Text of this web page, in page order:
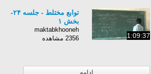
1:09:37
توابع مختلط - جلسه ۲۴-
بخش ۱
maktabkhooneh
2356 مشاهده
ادامه